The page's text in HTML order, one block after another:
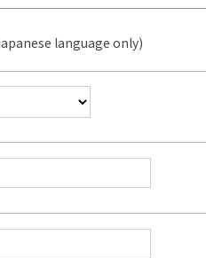
language only)